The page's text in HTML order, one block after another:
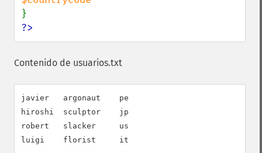
?>
Contenido de usuarios.txt
javier   argonaut    pe
hiroshi  sculptor    jp
robert   slacker     us
luigi    florist     it